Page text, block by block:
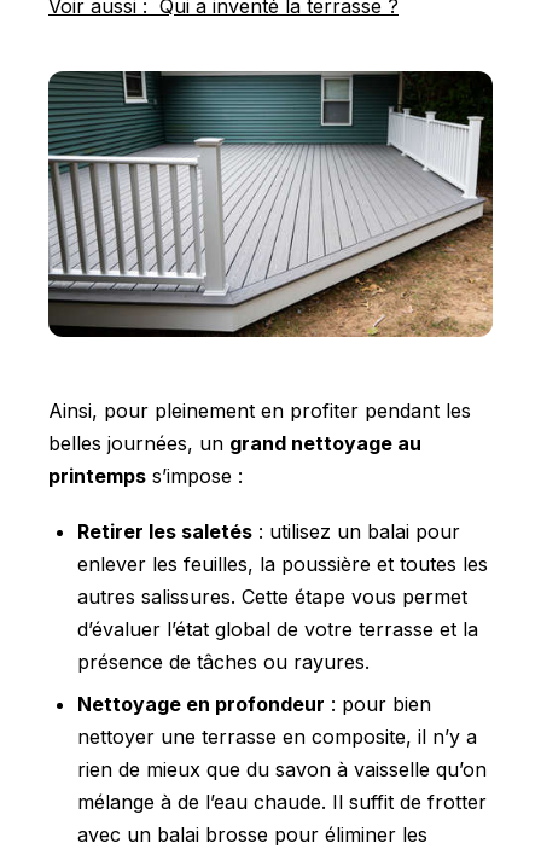
Voir aussi : Qui a inventé la terrasse ?
Ainsi, pour pleinement en profiter pendant les
belles journées, un grand nettoyage au
printemps s’impose :
Retirer les saletés : utilisez un balai pour
enlever les feuilles, la poussière et toutes les
autres salissures. Cette étape vous permet
d’évaluer l’état global de votre terrasse et la
présence de tâches ou rayures.
Nettoyage en profondeur : pour bien
nettoyer une terrasse en composite, il n’y a
rien de mieux que du savon à vaisselle qu’on
mélange à de l’eau chaude. Il suffit de frotter
avec un balai brosse pour éliminer les